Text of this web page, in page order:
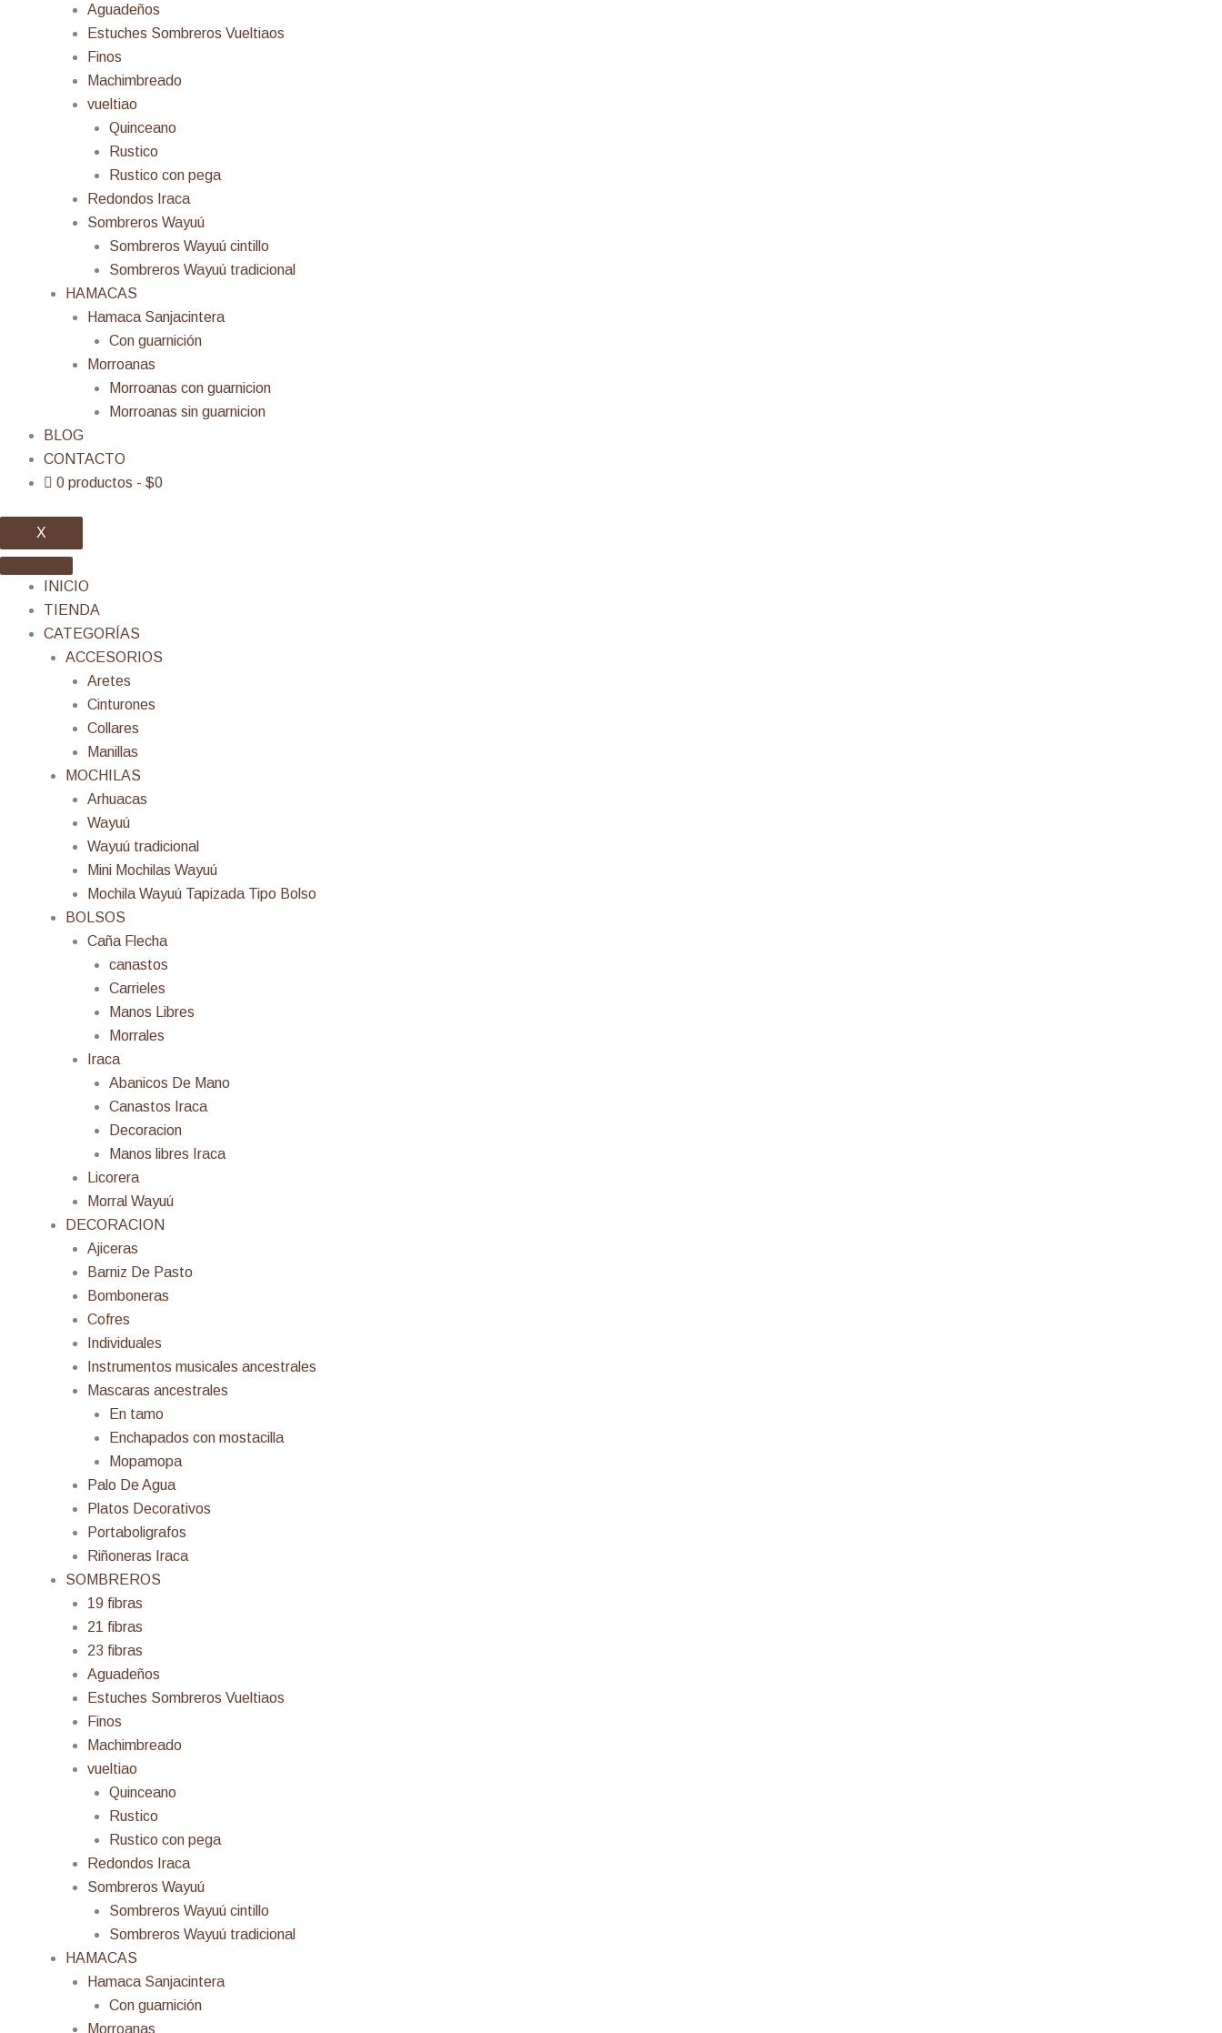
Aguadeños
Estuches Sombreros Vueltiaos
Finos
Machimbreado
vueltiao
Quinceano
Rustico
Rustico con pega
Redondos Iraca
Sombreros Wayuú
Sombreros Wayuú cintillo
Sombreros Wayuú tradicional
HAMACAS
Hamaca Sanjacintera
Con guarnición
Morroanas
Morroanas con guarnicion
Morroanas sin guarnicion
BLOG
CONTACTO
0 productos
$0
X
INICIO
TIENDA
CATEGORÍAS
ACCESORIOS
Aretes
Cinturones
Collares
Manillas
MOCHILAS
Arhuacas
Wayuú
Wayuú tradicional
Mini Mochilas Wayuú
Mochila Wayuú Tapizada Tipo Bolso
BOLSOS
Caña Flecha
canastos
Carrieles
Manos Libres
Morrales
Iraca
Abanicos De Mano
Canastos Iraca
Decoracion
Manos libres Iraca
Licorera
Morral Wayuú
DECORACION
Ajiceras
Barniz De Pasto
Bomboneras
Cofres
Individuales
Instrumentos musicales ancestrales
Mascaras ancestrales
En tamo
Enchapados con mostacilla
Mopamopa
Palo De Agua
Platos Decorativos
Portaboligrafos
Riñoneras Iraca
SOMBREROS
19 fibras
21 fibras
23 fibras
Aguadeños
Estuches Sombreros Vueltiaos
Finos
Machimbreado
vueltiao
Quinceano
Rustico
Rustico con pega
Redondos Iraca
Sombreros Wayuú
Sombreros Wayuú cintillo
Sombreros Wayuú tradicional
HAMACAS
Hamaca Sanjacintera
Con guarnición
Morroanas